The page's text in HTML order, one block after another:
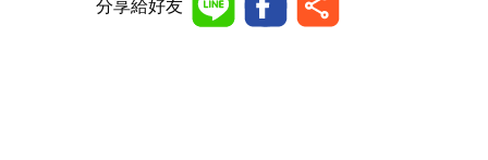
分享給好友